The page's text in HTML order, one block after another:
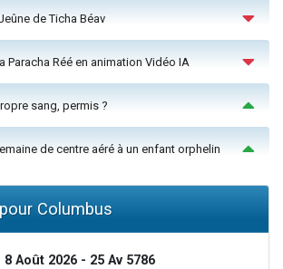
de Ticha Béav
Paracha Réé en animation Vidéo IA
sang, permis ?
de centre aéré à un enfant orphelin
Columbus
8 Août 2026 - 25 Av 5786